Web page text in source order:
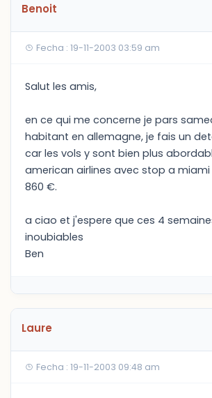
Benoit
Fecha : 19-11-2003 03:59 am
Salut les amis,
en ce qui me concerne je pars
habitant en allemagne, je fais un
car les vols y sont bien plus
american airlines avec stop a
860 €.
a ciao et j'espere que ces 4
inoubiables
Ben
Laure
Fecha : 19-11-2003 09:48 am